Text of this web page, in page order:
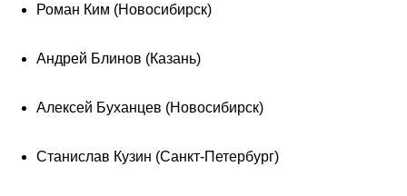
Роман Ким (Новосибирск)
Андрей Блинов (Казань)
Алексей Буханцев (Новосибирск)
Станислав Кузин (Санкт-Петербург)